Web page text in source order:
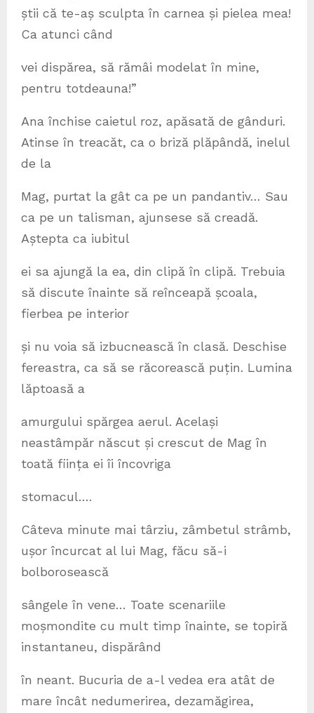
știi că te-aș sculpta în carnea și pielea mea!
Ca atunci când
vei dispărea, să rămâi modelat în mine,
pentru totdeauna!”
Ana închise caietul roz, apăsată de gânduri.
Atinse în treacăt, ca o briză plăpândă, inelul
de la
Mag, purtat la gât ca pe un pandantiv… Sau
ca pe un talisman, ajunsese să creadă.
Aștepta ca iubitul
ei sa ajungă la ea, din clipă în clipă. Trebuia
să discute înainte să reînceapă școala,
fierbea pe interior
și nu voia să izbucnească în clasă. Deschise
fereastra, ca să se răcorească puțin. Lumina
lăptoasă a
amurgului spărgea aerul. Același
neastâmpăr născut și crescut de Mag în
toată ființa ei îi încovriga
stomacul….
Câteva minute mai târziu, zâmbetul strâmb,
ușor încurcat al lui Mag, făcu să-i
bolborosească
sângele în vene… Toate scenariile
moșmondite cu mult timp înainte, se topiră
instantaneu, dispărând
în neant. Bucuria de a-l vedea era atât de
mare încât nedumerirea, dezamăgirea,